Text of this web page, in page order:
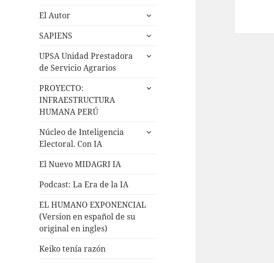
El Autor
SAPIENS
UPSA Unidad Prestadora
de Servicio Agrarios
PROYECTO:
INFRAESTRUCTURA
HUMANA PERÚ
Núcleo de Inteligencia
Electoral. Con IA
El Nuevo MIDAGRI IA
Podcast: La Era de la IA
EL HUMANO EXPONENCIAL
(Version en español de su
original en ingles)
Keiko tenía razón